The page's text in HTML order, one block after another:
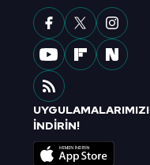
UYGULAMALARIMIZI
İNDİRİN!